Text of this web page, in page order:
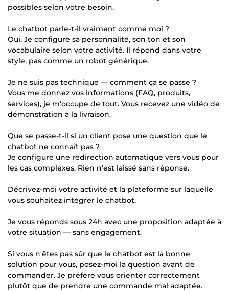
possibles selon votre besoin.
Le chatbot parle-t-il vraiment comme moi ?
Oui. Je configure sa personnalité, son ton et son
vocabulaire selon votre activité. Il répond dans votre
style, pas comme un robot générique.
Je ne suis pas technique — comment ça se passe ?
Vous me donnez vos informations (FAQ, produits,
services), je m'occupe de tout. Vous recevez une vidéo de
démonstration à la livraison.
Que se passe-t-il si un client pose une question que le
chatbot ne connaît pas ?
Je configure une redirection automatique vers vous pour
les cas complexes. Rien n'est laissé sans réponse.
Décrivez-moi votre activité et la plateforme sur laquelle
vous souhaitez intégrer le chatbot.
Je vous réponds sous 24h avec une proposition adaptée à
votre situation — sans engagement.
Si vous n'êtes pas sûr que le chatbot est la bonne
solution pour vous, posez-moi la question avant de
commander. Je préfère vous orienter correctement
plutôt que de prendre une commande mal adaptée.